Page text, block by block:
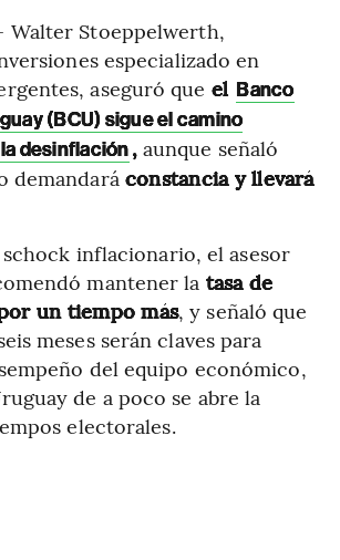
Stoeppelwerth,
especializado en
aseguró que el Banco
(BCU) sigue el camino
desinflación,aunque señaló
demandará constancia y llevará
inflacionario, el asesor
mantener la tasa de
un tiempo más, y señaló que
meses serán claves para
del equipo económico,
de a poco se abre la
electorales.